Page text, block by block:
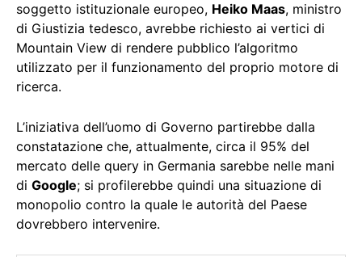
soggetto istituzionale europeo, Heiko Maas, ministro
di Giustizia tedesco, avrebbe richiesto ai vertici di
Mountain View di rendere pubblico l’algoritmo
utilizzato per il funzionamento del proprio motore di
ricerca.
L’iniziativa dell’uomo di Governo partirebbe dalla
constatazione che, attualmente, circa il 95% del
mercato delle query in Germania sarebbe nelle mani
di Google; si profilerebbe quindi una situazione di
monopolio contro la quale le autorità del Paese
dovrebbero intervenire.